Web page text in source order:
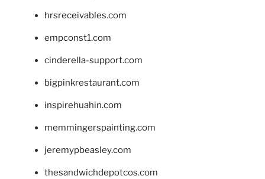
hrsreceivables.com
empconst1.com
cinderella-support.com
bigpinkrestaurant.com
inspirehuahin.com
memmingerspainting.com
jeremypbeasley.com
thesandwichdepotcos.com